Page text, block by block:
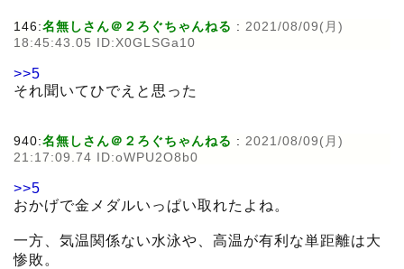
146:名無しさん＠２ろぐちゃんねる : 2021/08/09(月)
18:45:43.05 ID:X0GLSGa10
>>5
それ聞いてひでえと思った
940:名無しさん＠２ろぐちゃんねる : 2021/08/09(月)
21:17:09.74 ID:oWPU2O8b0
>>5
おかげで金メダルいっぱい取れたよね。
一方、気温関係ない水泳や、高温が有利な単距離は大
惨敗。